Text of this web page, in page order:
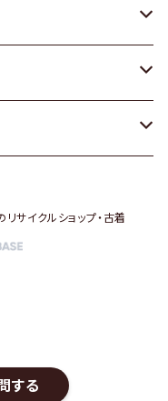
する
ーク
イクルショップ・古着